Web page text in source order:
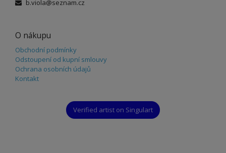
b.viola@seznam.cz
O nákupu
Obchodní podmínky
Odstoupení od kupní smlouvy
Ochrana osobních údajů
Kontakt
Verified artist on Singulart